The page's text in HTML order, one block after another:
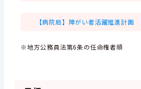
【病院局】障がい者活躍推進計画
※地方公務員法第6条の任命権者順